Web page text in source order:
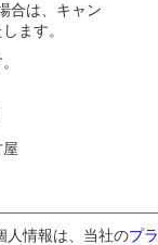
合は、キャン
ます。
人情報は、当社のプ